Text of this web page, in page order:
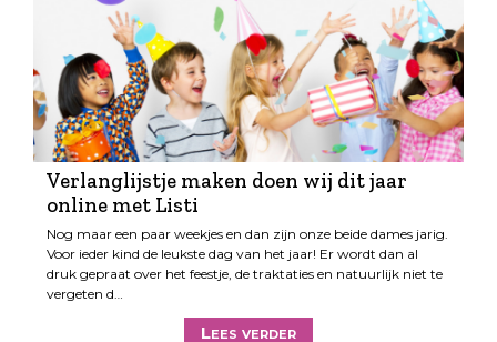
Verlanglijstje maken doen wij dit jaar
online met Listi
Nog maar een paar weekjes en dan zijn onze beide dames jarig.
Voor ieder kind de leukste dag van het jaar! Er wordt dan al
druk gepraat over het feestje, de traktaties en natuurlijk niet te
vergeten d…
Lees verder